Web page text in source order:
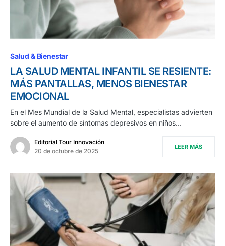
Salud & Bienestar
LA SALUD MENTAL INFANTIL SE RESIENTE:
MÁS PANTALLAS, MENOS BIENESTAR
EMOCIONAL
En el Mes Mundial de la Salud Mental, especialistas advierten
sobre el aumento de síntomas depresivos en niños…
Editorial Tour Innovación
20 de octubre de 2025
LEER MÁS